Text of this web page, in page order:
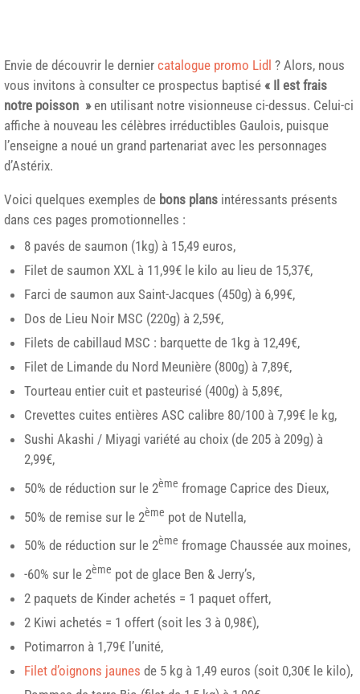
Envie de découvrir le dernier catalogue promo Lidl ? Alors, nous
vous invitons à consulter ce prospectus baptisé « Il est frais
notre poisson »en utilisant notre visionneuse ci-dessus. Celui-ci
affiche à nouveau les célèbres irréductibles Gaulois, puisque
l’enseigne a noué un grand partenariat avec les personnages
d’Astérix.
Voici quelques exemples de bons plans intéressants présents
dans ces pages promotionnelles :
8 pavés de saumon (1kg) à 15,49 euros,
Filet de saumon XXL à 11,99€ le kilo au lieu de 15,37€,
Farci de saumon aux Saint-Jacques (450g) à 6,99€,
Dos de Lieu Noir MSC (220g) à 2,59€,
Filets de cabillaud MSC : barquette de 1kg à 12,49€,
Filet de Limande du Nord Meunière (800g) à 7,89€,
Tourteau entier cuit et pasteurisé (400g) à 5,89€,
Crevettes cuites entières ASC calibre 80/100 à 7,99€ le kg,
Sushi Akashi / Miyagi variété au choix (de 205 à 209g) à
2,99€,
50% de réduction sur le 2ème fromage Caprice des Dieux,
50% de remise sur le 2ème pot de Nutella,
50% de réduction sur le 2ème fromage Chaussée aux moines,
-60% sur le 2ème pot de glace Ben & Jerry’s,
2 paquets de Kinder achetés = 1 paquet offert,
2 Kiwi achetés = 1 offert (soit les 3 à 0,98€),
Potimarron à 1,79€ l’unité,
Filet d’oignons jaunes de 5 kg à 1,49 euros (soit 0,30€ le kilo),